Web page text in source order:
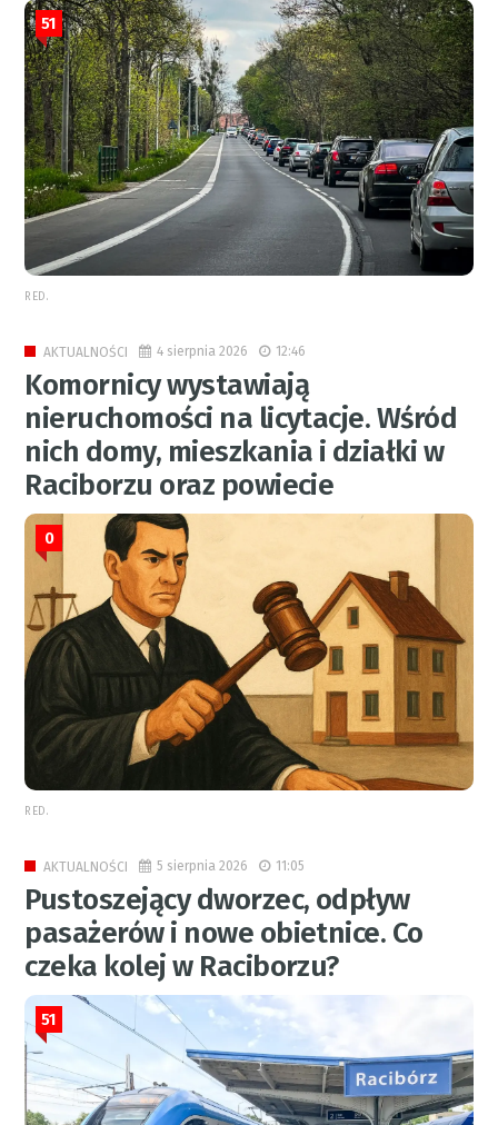
51
RED.
AKTUALNOŚCI 4 sierpnia 2026 12:46
Komornicy wystawiają
nieruchomości na licytacje. Wśród
nich domy, mieszkania i działki w
Raciborzu oraz powiecie
0
RED.
AKTUALNOŚCI 5 sierpnia 2026 11:05
Pustoszejący dworzec, odpływ
pasażerów i nowe obietnice. Co
czeka kolej w Raciborzu?
51